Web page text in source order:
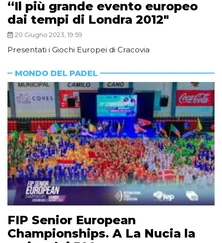
“Il più grande evento europeo
dai tempi di Londra 2012″
20 Giugno 2023, 19:59
Presentati i Giochi Europei di Cracovia
MONDO DEL PADEL
FIP Senior European
Championships. A La Nucia la